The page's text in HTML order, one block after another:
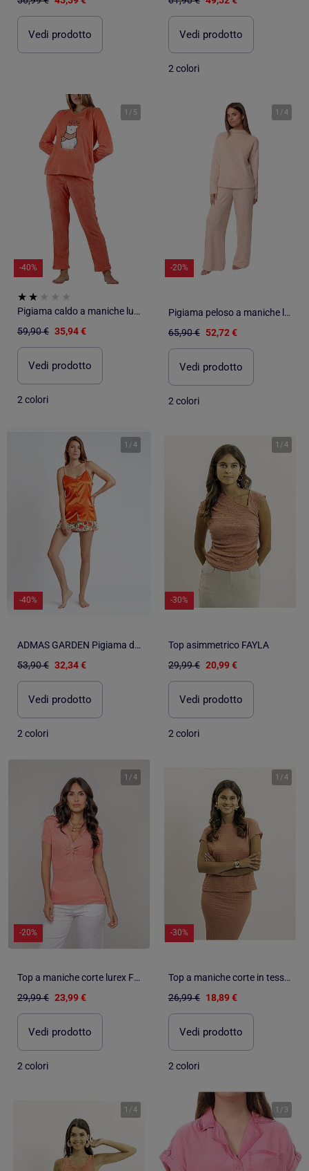
Vedi prodotto Vedi prodotto
2 colori
1 / 5
-40%
Pigiama caldo a maniche lunghe da donna ADMAS Hello Winter
59,90 € 35,94 €
Vedi prodotto
2 colori
1 /4
-20%
Pigiama peloso a maniche lunghe da donna ADMAS HOME
65,90 € 52,72 €
Vedi prodotto
2 colori
1 /4
-40%
ADMAS GARDEN Pigiama da donna con schiena scoperta e frutti della passione
53,90 € 32,34 €
Vedi prodotto
2 colori
1 /4
-30%
Top asimmetrico FAYLA
29,99 € 20,99 €
Vedi prodotto
2 colori
1 /4
-20%
Top a maniche corte lurex FEPALA
29,99 € 23,99 €
Vedi prodotto
2 colori
1 /4
-30%
Top a maniche corte in tessuto goffrato FAKANA
26,99 € 18,89 €
Vedi prodotto
2 colori
1 /4 1 / 3